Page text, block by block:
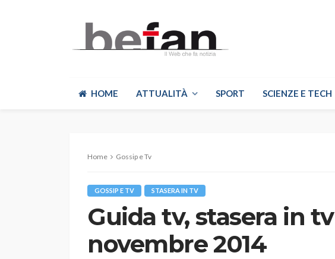
HOME ATTUALITÀ SPORT SCIENZE E TECH
Home Gossip e Tv
GOSSIP E TV STASERA IN TV
Guida tv, stasera in
novembre 2014